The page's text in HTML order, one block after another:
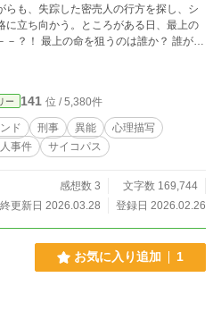
らも、失踪した密売人の行方を探し、シ
に立ち向かう。ところがある日、最上の
誰か？ 誰が味
自分の能力を呪っていた史狼だが、その
と今の事件を暴く。 サイコ疑惑の
青年のバディ・サスペンス物語。 アル
ラー・ミステリー小説大賞」奨励賞を受
「小説家になろう」にも掲載していま
ー 141 位 / 5,380件
ド 刑事 異能
心理描写
事件 サイコパス
感想数 3
文字数 169,744
更新日 2026.03.28
登録日 2026.02.26
お気に入り追加 1